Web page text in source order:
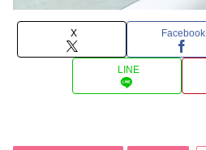
X Facebook
LINE